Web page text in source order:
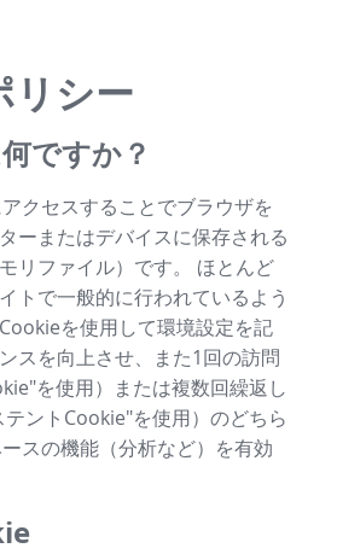
シー
ですか？
クセスすることでブラウザを
ーまたはデバイスに保存される
リファイル）です。 ほとんど
トで一般的に行われているよう
を使用して環境設定を記
スを向上させ、また1回の訪問
を使用）または複数回繰返し
ントCookie"を使用）のどちら
スの機能（分析など）を有効